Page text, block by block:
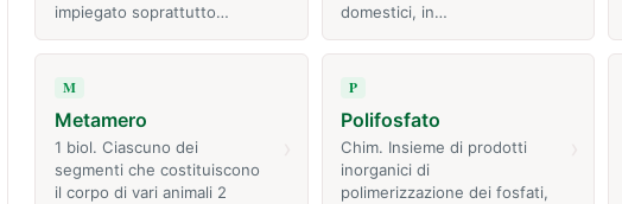
impiegato soprattutto…
domestici, in…
M
Metamero
1 biol. Ciascuno dei
segmenti che costituiscono
il corpo di vari animali 2
P
Polifosfato
Chim. Insieme di prodotti
inorganici di
polimerizzazione dei fosfati,